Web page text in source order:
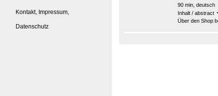
Kontakt, Impressum,
Datenschutz
90 min, deutsch
Inhalt / abstract
Über den Shop